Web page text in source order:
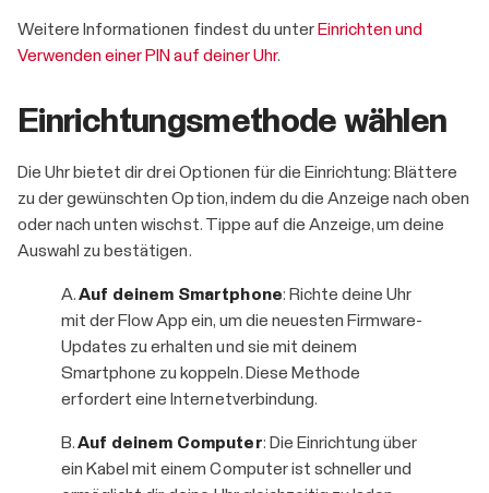
Weitere Informationen findest du unter Einrichten und
Verwenden einer PIN auf deiner Uhr.
Einrichtungsmethode wählen
Die Uhr bietet dir drei Optionen für die Einrichtung: Blättere
zu der gewünschten Option, indem du die Anzeige nach oben
oder nach unten wischst. Tippe auf die Anzeige, um deine
Auswahl zu bestätigen.
A.Auf deinem Smartphone: Richte deine Uhr
mit der Flow App ein, um die neuesten Firmware-
Updates zu erhalten und sie mit deinem
Smartphone zu koppeln. Diese Methode
erfordert eine Internetverbindung.
B.Auf deinem Computer: Die Einrichtung über
ein Kabel mit einem Computer ist schneller und